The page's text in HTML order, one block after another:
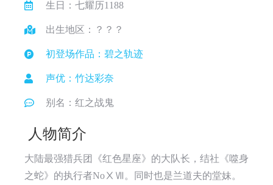
生日：七耀历1188
出生地区：？？？
初登场作品：碧之轨迹
声优：竹达彩奈
别名：红之战鬼
人物简介
大陆最强猎兵团《红色星座》的大队长，结社《噬身
之蛇》的执行者NoⅩⅦ。同时也是兰道夫的堂妹。